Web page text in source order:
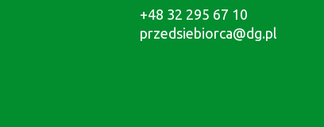
+48 32 295 67 10
przedsiebiorca@dg.pl